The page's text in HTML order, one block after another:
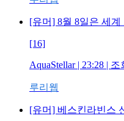
[유머] 8월 8일은 세
[16]
AquaStellar | 23:28 | 조
루리웹
[유머] 베스킨라빈스